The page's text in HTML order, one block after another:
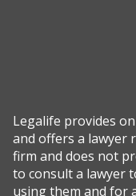
Legalife provides
and offers a lawyer
firm and does not
to consult a lawyer
using them and for